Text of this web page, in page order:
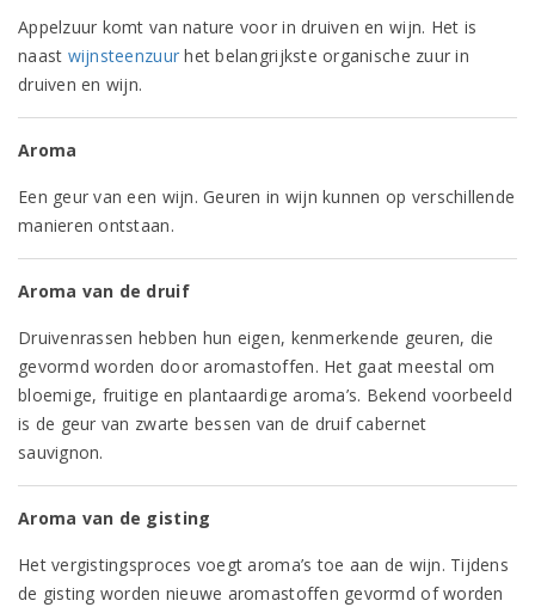
Appelzuur komt van nature voor in druiven en wijn. Het is
naast wijnsteenzuur het belangrijkste organische zuur in
druiven en wijn.
Aroma
Een geur van een wijn. Geuren in wijn kunnen op verschillende
manieren ontstaan.
Aroma van de druif
Druivenrassen hebben hun eigen, kenmerkende geuren, die
gevormd worden door aromastoffen. Het gaat meestal om
bloemige, fruitige en plantaardige aroma’s. Bekend voorbeeld
is de geur van zwarte bessen van de druif cabernet
sauvignon.
Aroma van de gisting
Het vergistingsproces voegt aroma’s toe aan de wijn. Tijdens
de gisting worden nieuwe aromastoffen gevormd of worden